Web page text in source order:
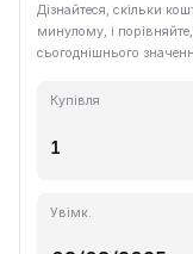
Дізнайтеся, скільки
минулому, і порівняйте,
сьогоднішнього
Купівля
Увімк.